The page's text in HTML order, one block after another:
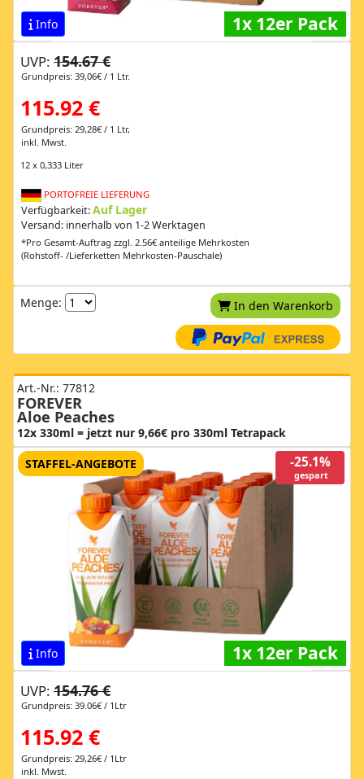
Info 1x 12er Pack
UVP: 154.67 €
Grundpreis: 39,06€ / 1 Ltr.
115.92 €
Grundpreis: 29,28€ / 1 Ltr,
inkl. Mwst.
12 x 0,333 Liter
PORTOFREIE LIEFERUNG
Verfügbarkeit:Auf Lager
Versand: innerhalb von 1-2 Werktagen
*Pro Gesamt-Auftrag zzgl. 2.56€ anteilige Mehrkosten
(Rohstoff- /Lieferketten Mehrkosten-Pauschale)
Menge: In den Warenkorb
Art.-Nr.: 77812
FOREVER
Aloe Peaches
12x 330ml = jetzt nur 9,66€ pro 330ml Tetrapack
-25.1%
gespart
Info 1x 12er Pack
STAFFEL-ANGEBOTE
UVP: 154.76 €
Grundpreis: 39.06€ / 1Ltr
115.92 €
Grundpreis: 29,26€ / 1Ltr
inkl. Mwst.